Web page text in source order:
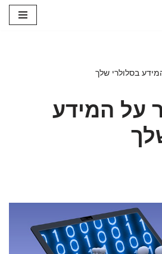
בסלולרי שלך
על המידע